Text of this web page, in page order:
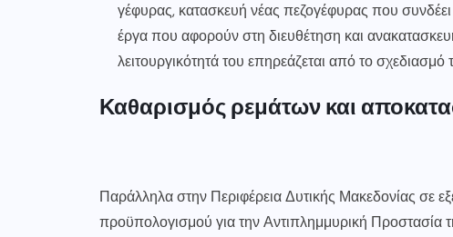
γέφυρας, κατασκευή νέας πεζογέφυρας που
έργα που αφορούν στη διευθέτηση και
λειτουργικότητά του επηρεάζεται από το
Καθαρισμός ρεμάτων και
Παράλληλα στην Περιφέρεια Δυτικής Μακεδονίας σε
προϋπολογισμού για την Αντιπλημμυρική Προστασία